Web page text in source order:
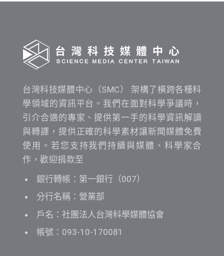
台灣科技媒體中心（SMC） 架構了橫跨各種科
學領域的資訊平台。我們在面對科學爭議時，
引介合適的專家、提供第一手的科學資訊解讀
與轉譯，提供正確的科學素材讓新聞媒體免費
使用。若您支持我們持續與媒體、科學家合
作，歡迎捐款至
銀行轉帳：第一銀行（007）
分行名稱：營業部
戶名：社團法人台灣科學媒體協會
帳號：093-10-170081